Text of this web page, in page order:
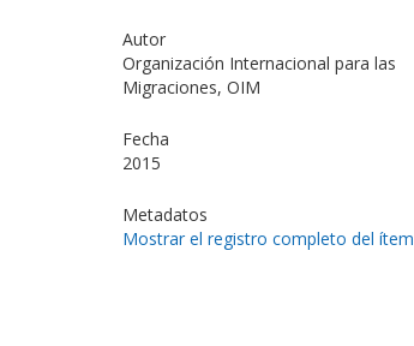
Autor
Organización Internacional para las
Migraciones, OIM
Fecha
2015
Metadatos
Mostrar el registro completo del ítem